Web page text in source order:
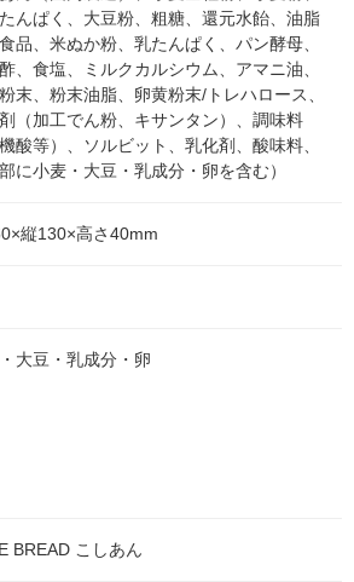
んぱく、大豆粉、粗糖、還元水飴、油脂
品、米ぬか粉、乳たんぱく、パン酵母、
、食塩、ミルクカルシウム、アマニ油、
末、粉末油脂、卵黄粉末/トレハロース、
（加工でん粉、キサンタン）、調味料
機酸等）、ソルビット、乳化剤、酸味料、
部に小麦・大豆・乳成分・卵を含む）
縦130×高さ40mm
大豆・乳成分・卵
BREAD こしあん